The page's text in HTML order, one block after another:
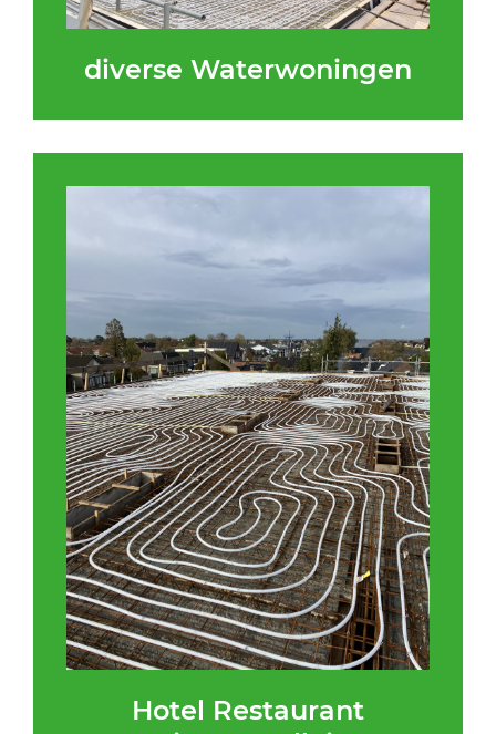
diverse Waterwoningen
Hotel Restaurant